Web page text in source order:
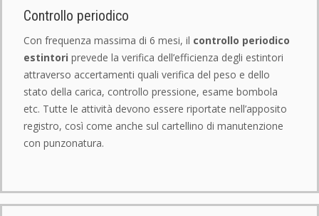
Controllo periodico
Con frequenza massima di 6 mesi, il controllo periodico
estintori prevede la verifica dell’efficienza degli estintori
attraverso accertamenti quali verifica del peso e dello
stato della carica, controllo pressione, esame bombola
etc. Tutte le attività devono essere riportate nell’apposito
registro, così come anche sul cartellino di manutenzione
con punzonatura.